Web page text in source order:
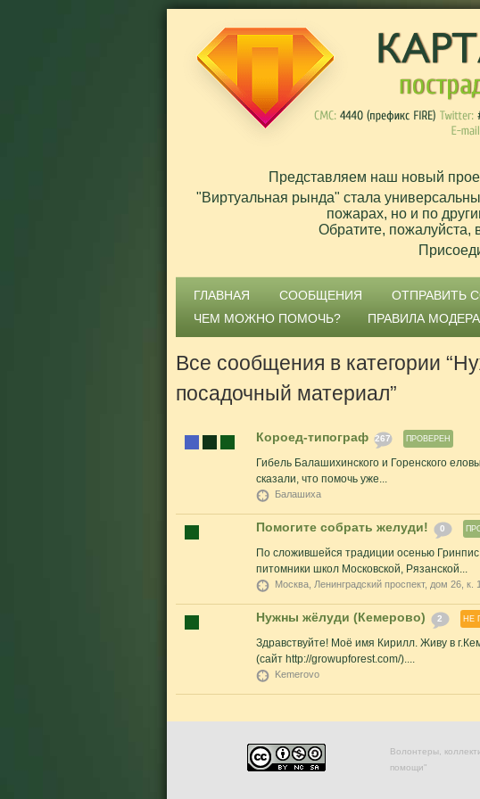
Представляем наш новый
"Виртуальная рында" стала
пожарах, но и по
Обратите,
ГЛАВНАЯ СООБЩЕНИЯ ОТПРАВИТЬ
ЧЕМ МОЖНО ПОМОЧЬ?
ПРАВИЛА
Все сообщения в категории
посадочный материал”
Короед-типограф 267 ПРОВЕРЕН
Гибель Балашихинского и Горенского
сказали, что помочь уже...
Балашиха
Помогите собрать желуди! 0
По сложившейся традиции осенью
питомники школ Московской, Рязанской...
Москва, Ленинградский проспект, дом 26, к. 1
Нужны жёлуди (Кемерово) 2 НЕ
Здравствуйте! Моё имя Кирилл. Живу в
(сайт http://growupforest.com/)....
Kemerovo
Волонтеры,
помощи"